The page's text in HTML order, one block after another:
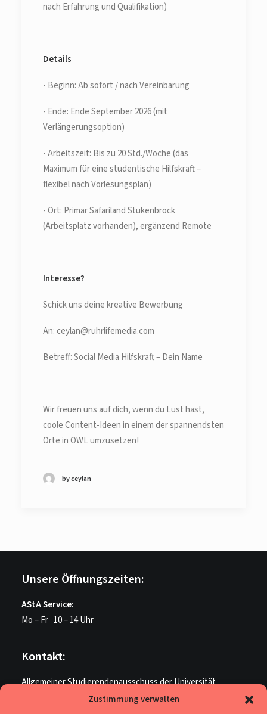
Zustimmung verwalten
nach Erfahrung und Qualifikation)
Details
- Beginn: Ab sofort / nach Vereinbarung
- Ende: Ende September 2026 (mit
Verlängerungsoption)
- Arbeitszeit: Bis zu 20 Std./Woche (das
Maximum für eine studentische Hilfskraft –
flexibel nach Vorlesungsplan)
- Ort: Primär Safariland Stukenbrock
(Arbeitsplatz vorhanden), ergänzend Remote
Interesse?
Schick uns deine kreative Bewerbung
An: ceylan@ruhrlifemedia.com
Betreff: Social Media Hilfskraft – Dein Name
Wir freuen uns auf dich, wenn du Lust hast,
coole Content-Ideen in einem der spannendsten
Orte in OWL umzusetzen!
by ceylan
Unsere Öffnungszeiten:
AStA Service:
Mo – Fr 10 – 14 Uhr
Kontakt:
Allgemeiner Studierendenausschuss der Universität